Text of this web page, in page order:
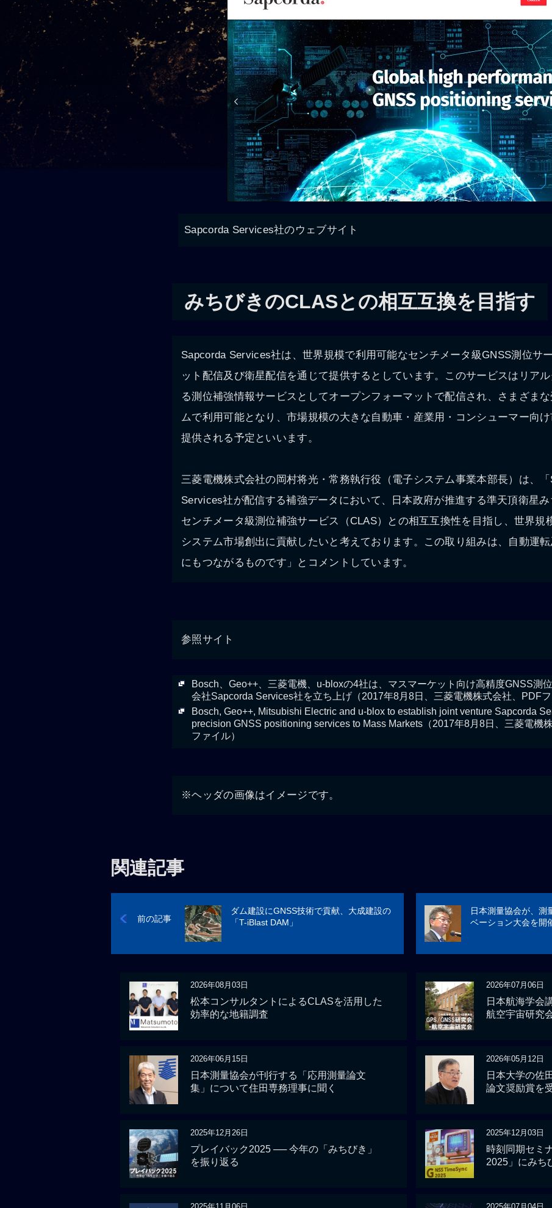
Sapcorda Services社のウェブサイト
みちびきのCLASとの相互互換を目指す
Sapcorda Services社は、世界規模で利用可能なセンチメータ級GNSS測位サ
ット配信及び衛星配信を通じて提供するとしています。このサービスはリア
る測位補強情報サービスとしてオープンフォーマットで配信され、さまざま
ムで利用可能となり、市場規模の大きな自動車・産業用・コンシューマー向
提供される予定といいます。
三菱電機株式会社の岡村将光・常務執行役（電子システム事業本部長）は、
Services社が配信する補強データにおいて、日本政府が推進する準天頂衛星
センチメータ級測位補強サービス（CLAS）との相互互換性を目指し、世界規
システム市場創出に貢献したいと考えております。この取り組みは、自動運
にもつながるものです」とコメントしています。
参照サイト
Bosch、Geo++、三菱電機、u-bloxの4社は、マスマーケット向け高精度GNSS測
会社Sapcorda Services社を立ち上げ（2017年8月8日、三菱電機株式会社、PDFフ
Bosch, Geo++, Mitsubishi Electric and u-blox to establish joint venture Sapcorda
precision GNSS positioning services to Mass Markets（2017年8月8日、三菱電機
ファイル）
※ヘッダの画像はイメージです。
関連記事
前の記事
ダム建設にGNSS技術で貢献、大成建設の
「T-iBlast DAM」
日本測量協会が、測
ベーション大会を開
2026年08月03日
松本コンサルタントによるCLASを活用した
効率的な地籍調査
2026年07月06日
日本航海学会
航空宇宙研究
2026年06月15日
日本測量協会が刊行する「応用測量論文
集」について住田専務理事に聞く
2026年05月12日
日本大学の佐
論文奨励賞を
2025年12月26日
プレイバック2025 ── 今年の「みちびき」
を振り返る
2025年12月03日
時刻同期セミ
2025」にみち